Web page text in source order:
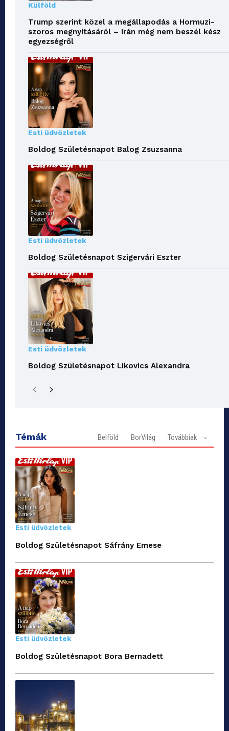
Külföld
Trump szerint közel a megállapodás a Hormuzi-
szoros megnyitásáról – Irán még nem beszél kész
egyezségről
Esti üdvözletek
Boldog Születésnapot Balog Zsuzsanna
Esti üdvözletek
Boldog Születésnapot Szigervári Eszter
Esti üdvözletek
Boldog Születésnapot Likovics Alexandra
Témák Belföld BorVilág Továbbiak
Esti üdvözletek
Boldog Születésnapot Sáfrány Emese
Esti üdvözletek
Boldog Születésnapot Bora Bernadett